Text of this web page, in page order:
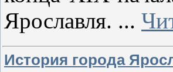
Ярославля. ...
История города